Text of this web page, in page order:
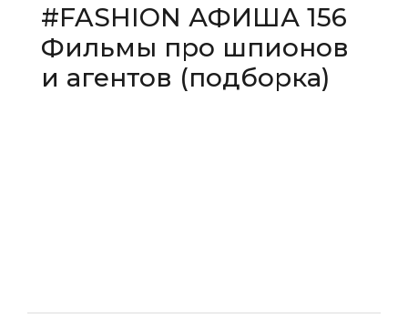
#FASHION АФИША 156
Фильмы про шпионов
и агентов (подборка)